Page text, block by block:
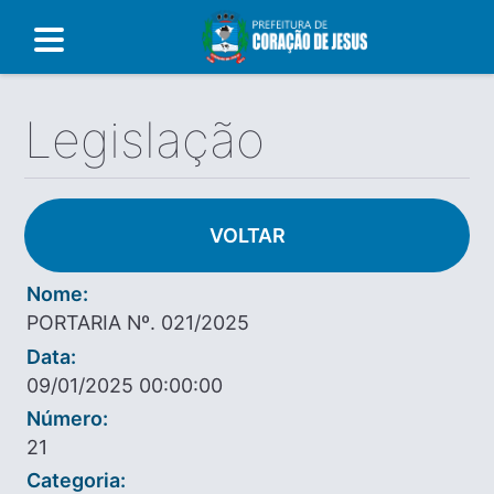
Legislação
VOLTAR
Nome:
PORTARIA Nº. 021/2025
Data:
09/01/2025 00:00:00
Número:
21
Categoria: